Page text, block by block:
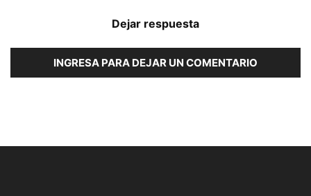
Dejar respuesta
INGRESA PARA DEJAR UN COMENTARIO